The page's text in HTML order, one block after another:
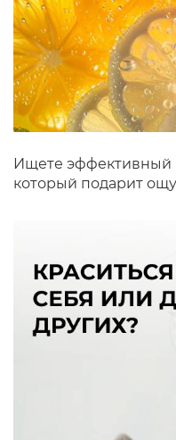
Ищете эффективный
который подарит